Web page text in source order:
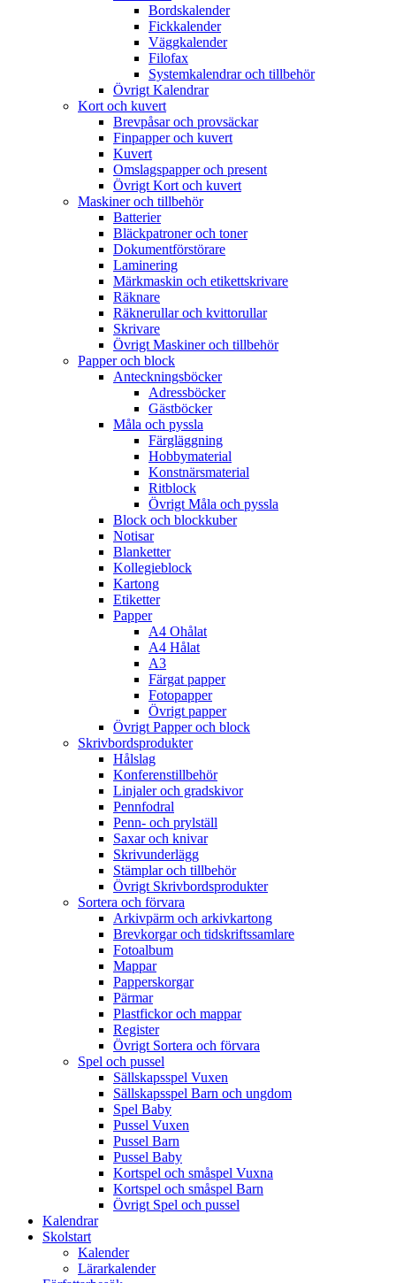
Bordskalender
Fickkalender
Väggkalender
Filofax
Systemkalendrar och tillbehör
Övrigt Kalendrar
Kort och kuvert
Brevpåsar och provsäckar
Finpapper och kuvert
Kuvert
Omslagspapper och present
Övrigt Kort och kuvert
Maskiner och tillbehör
Batterier
Bläckpatroner och toner
Dokumentförstörare
Laminering
Märkmaskin och etikettskrivare
Räknare
Räknerullar och kvittorullar
Skrivare
Övrigt Maskiner och tillbehör
Papper och block
Anteckningsböcker
Adressböcker
Gästböcker
Måla och pyssla
Färgläggning
Hobbymaterial
Konstnärsmaterial
Ritblock
Övrigt Måla och pyssla
Block och blockkuber
Notisar
Blanketter
Kollegieblock
Kartong
Etiketter
Papper
A4 Ohålat
A4 Hålat
A3
Färgat papper
Fotopapper
Övrigt papper
Övrigt Papper och block
Skrivbordsprodukter
Hålslag
Konferenstillbehör
Linjaler och gradskivor
Pennfodral
Penn- och prylställ
Saxar och knivar
Skrivunderlägg
Stämplar och tillbehör
Övrigt Skrivbordsprodukter
Sortera och förvara
Arkivpärm och arkivkartong
Brevkorgar och tidskriftssamlare
Fotoalbum
Mappar
Papperskorgar
Pärmar
Plastfickor och mappar
Register
Övrigt Sortera och förvara
Spel och pussel
Sällskapsspel Vuxen
Sällskapsspel Barn och ungdom
Spel Baby
Pussel Vuxen
Pussel Barn
Pussel Baby
Kortspel och småspel Vuxna
Kortspel och småspel Barn
Övrigt Spel och pussel
Kalendrar
Skolstart
Kalender
Lärarkalender